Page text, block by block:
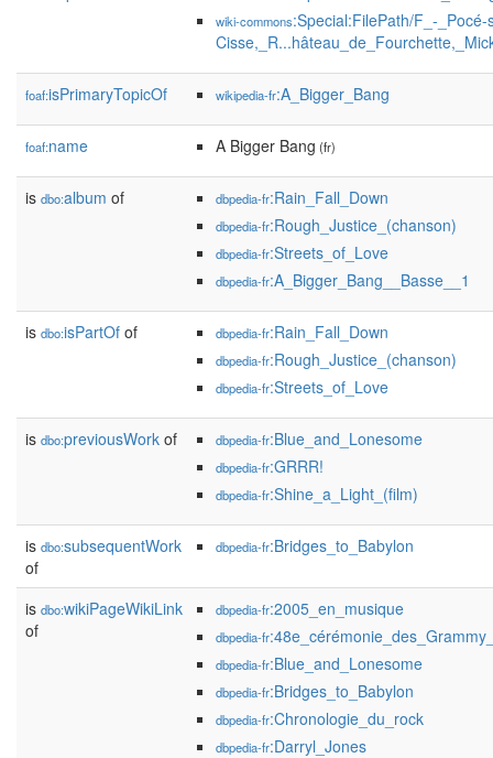
wiki-commons:Special:FilePath/F_-_Pocé-
foaf:isPrimaryTopicOf wikipedia-fr:A_Bigger_Bang
foaf:name A Bigger Bang (fr)
is dbo:album of dbpedia-fr:Rain_Fall_Down
dbpedia-fr:Rough_Justice_(chanson)
dbpedia-fr:Streets_of_Love
dbpedia-fr:A_Bigger_Bang__Basse__1
is dbo:isPartOf of dbpedia-fr:Rain_Fall_Down
dbpedia-fr:Rough_Justice_(chanson)
dbpedia-fr:Streets_of_Love
is dbo:previousWork of dbpedia-fr:Blue_and_Lonesome
dbpedia-fr:GRRR!
dbpedia-fr:Shine_a_Light_(film)
is dbo:subsequentWork
of
dbpedia-fr:Bridges_to_Babylon
is dbo:wikiPageWikiLink
of
dbpedia-fr:2005_en_musique
dbpedia-fr
dbpedia-fr:Blue_and_Lonesome
dbpedia-fr:Bridges_to_Babylon
dbpedia-fr:Chronologie_du_rock
dbpedia-fr:Darryl_Jones